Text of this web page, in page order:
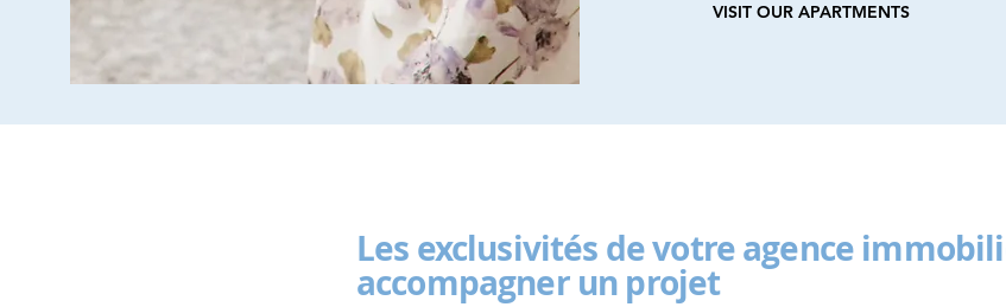
VISIT OUR APARTMENTS
Les exclusivités de votre agence
accompagner un projet